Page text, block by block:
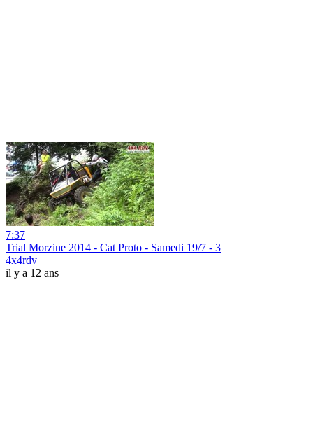
7:37
Trial Morzine 2014 - Cat Proto - Samedi 19/7 - 3
4x4rdv
il y a 12 ans